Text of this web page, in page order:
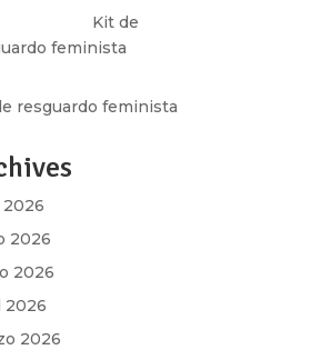
Kit de
feminista
resguardo feminista
2026
2026
2026
2026